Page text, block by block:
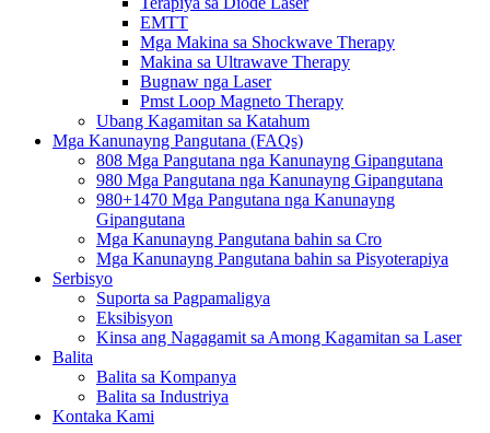
EMTT
Mga Makina sa Shockwave Therapy
Makina sa Ultrawave Therapy
Bugnaw nga Laser
Pmst Loop Magneto Therapy
Ubang Kagamitan sa Katahum
Mga Kanunayng Pangutana (FAQs)
808 Mga Pangutana nga Kanunayng Gipangutana
980 Mga Pangutana nga Kanunayng Gipangutana
980+1470 Mga Pangutana nga Kanunayng
Gipangutana
Mga Kanunayng Pangutana bahin sa Cro
Mga Kanunayng Pangutana bahin sa Pisyoterapiya
Serbisyo
Suporta sa Pagpamaligya
Eksibisyon
Kinsa ang Nagagamit sa Among Kagamitan sa Laser
Balita
Balita sa Kompanya
Balita sa Industriya
Kontaka Kami